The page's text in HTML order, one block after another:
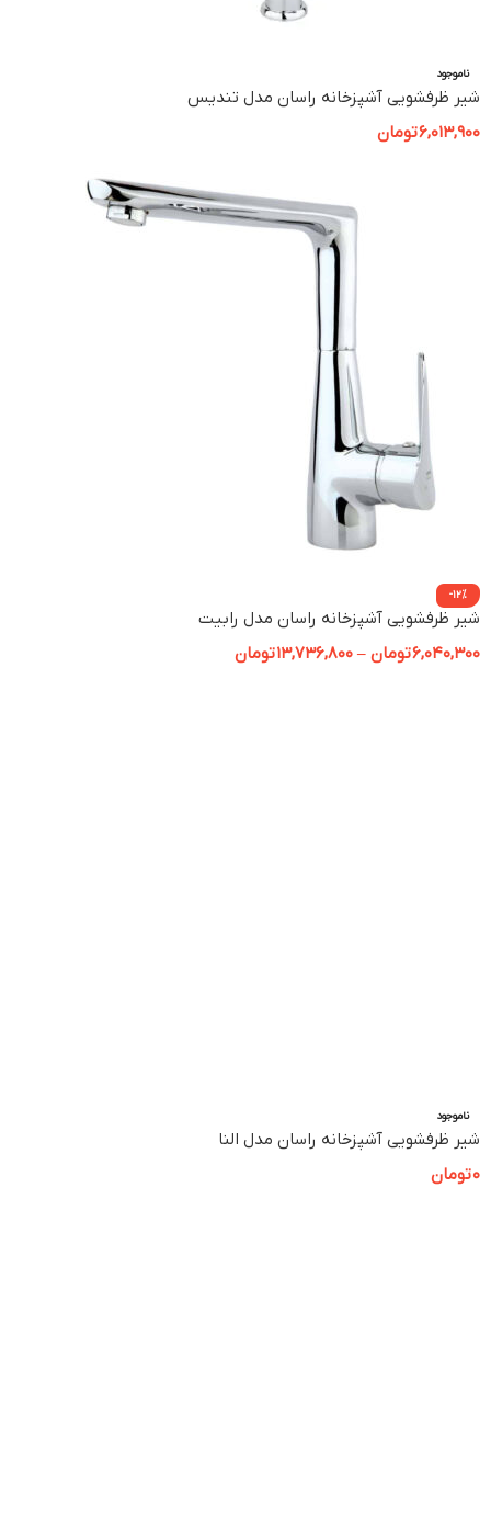
ناموجود
شیر ظرفشویی آشپزخانه راسان مدل تندیس
6,013,900تومان
-12%
شیر ظرفشویی آشپزخانه راسان مدل رابیت
6,040,300تومان –
13,736,800تومان
ناموجود
شیر ظرفشویی آشپزخانه راسان مدل النا
0تومان